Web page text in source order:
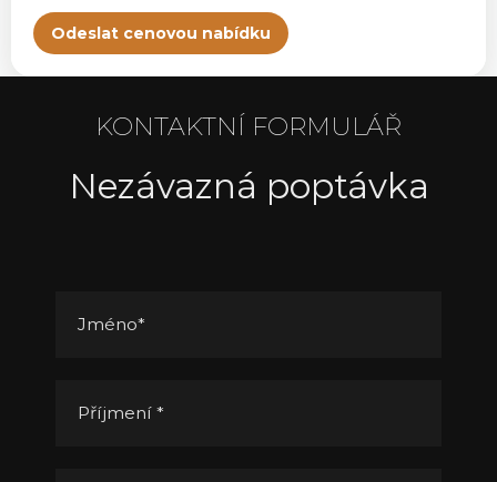
Odeslat cenovou nabídku
KONTAKTNÍ FORMULÁŘ
Nezávazná poptávka
Jméno*
Příjmení *